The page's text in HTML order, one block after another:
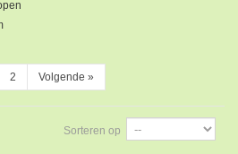
2 Volgende »
Sorteren op